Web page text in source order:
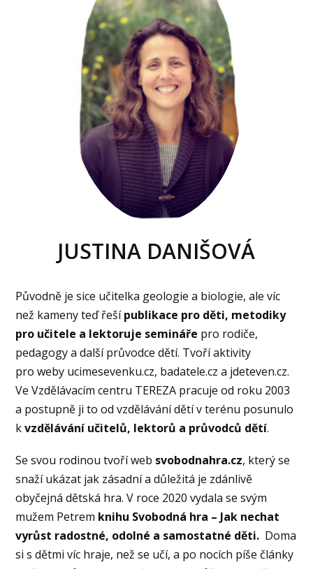
JUSTINA DANIŠOVÁ
Původně je sice učitelka geologie a biologie, ale víc
než kameny teď řešípublikace pro děti, metodiky
pro učitele a lektoruje semináře pro rodiče,
pedagogy a další průvodce dětí. Tvoří aktivity
pro weby ucimesevenku.cz, badatele.cz a jdeteven.cz.
Ve Vzdělávacím centru TEREZA pracuje od roku 2003
a postupně ji to od vzdělávání dětí v terénu posunulo
kvzdělávání učitelů, lektorů a průvodců dětí.
Se svou rodinou tvoří web svobodnahra.cz, který se
snaží ukázat jak zásadní a důležitá je zdánlivě
obyčejná dětská hra. V roce 2020 vydala se svým
mužem Petrem knihu Svobodná hra – Jak nechat
vyrůst radostné, odolné a samostatné děti. Doma
si s dětmi víc hraje, než se učí, a po nocích píše články